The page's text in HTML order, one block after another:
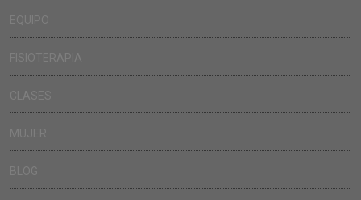
EQUIPO
FISIOTERAPIA
CLASES
MUJER
BLOG